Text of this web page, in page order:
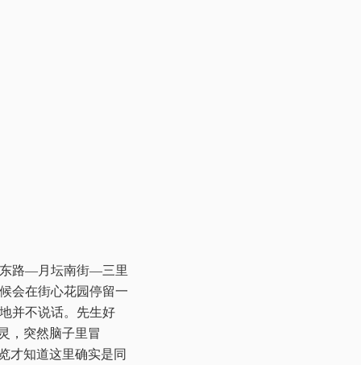
东路—月坛南街—三里
会在街心花园停留一
并不说话。先生好
，突然脑子里冒
才知道这里确实是同